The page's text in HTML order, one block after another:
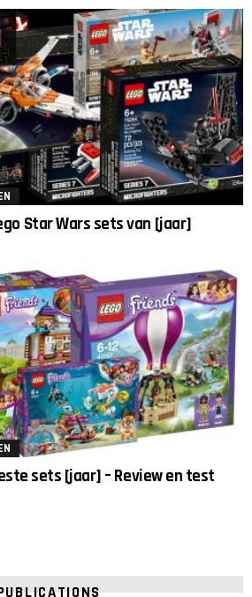
Star Wars sets van [jaar]
sets [jaar] – Review en test